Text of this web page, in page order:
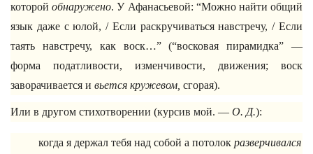
которойобнаружено. У Афанасьевой: “Можно найти общий
язык даже с юлой, / Если раскручиваться навстречу, / Если
таять навстречу, как воск…” (“восковая пирамидка” —
форма податливости, изменчивости, движения; воск
заворачивается и вьется кружевом, сгорая).
Или в другом стихотворении (курсив мой. — О. Д.):
когда я держал тебя над собой а потолок разверчивался